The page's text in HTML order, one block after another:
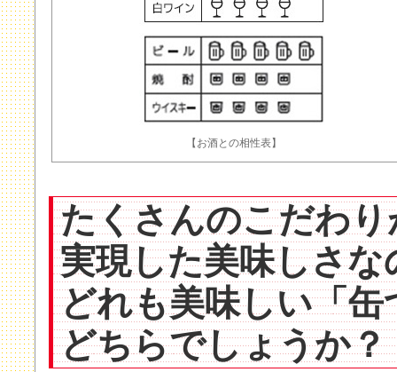
【お酒との相性表】
たくさんのこだわ
実現した美味しさな
どれも美味しい「
どちらでしょうか？